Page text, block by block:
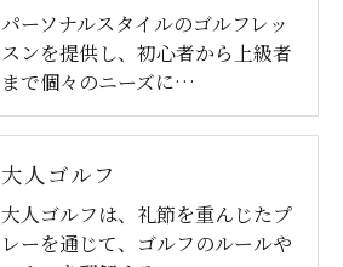
パーソナルスタイルのゴルフレッ
スンを提供し、初心者から上級者
まで個々のニーズに…
大人ゴルフ
大人ゴルフは、礼節を重んじたプ
レーを通じて、ゴルフのルールや